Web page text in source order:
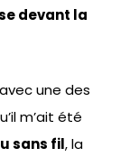
devant la
une des
m’ait été
sans fil, la